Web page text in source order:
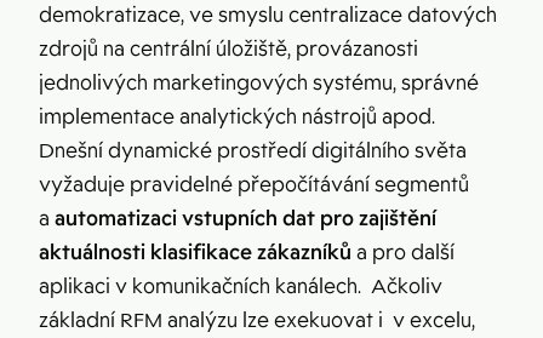
demokratizace, ve smyslu centralizace datových
zdrojů na centrální úložiště, provázanosti
jednolivých marketingových systému, správné
implementace analytických nástrojů apod.
Dnešní dynamické prostředí digitálního světa
vyžaduje pravidelné přepočítávání segmentů
a automatizaci vstupních dat pro zajištění
aktuálnosti klasifikace zákazníků a pro další
aplikaci v komunikačních kanálech. Ačkoliv
základní RFM analýzu lze exekuovat i v excelu,